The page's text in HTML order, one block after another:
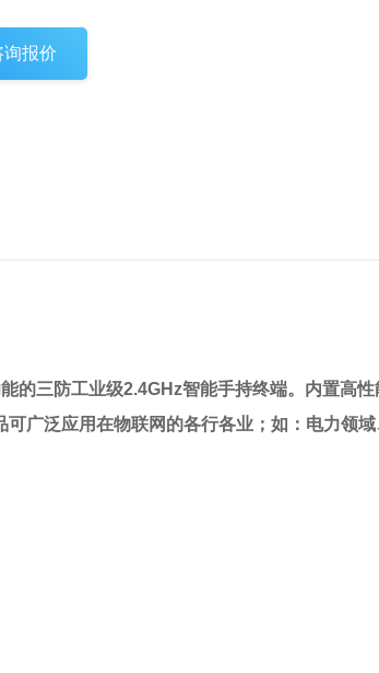
报价
三防工业级2.4GHz智能手持终端。内置高性
广泛应用在物联网的各行各业；如：电力领